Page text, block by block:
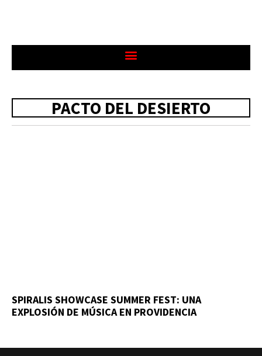
PACTO DEL DESIERTO
SPIRALIS SHOWCASE SUMMER FEST: UNA
EXPLOSIÓN DE MÚSICA EN PROVIDENCIA